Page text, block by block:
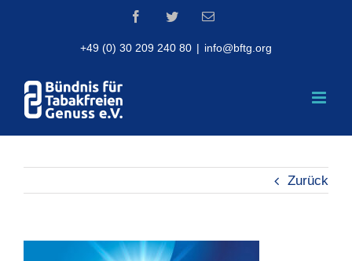
FacebookTwitterEmail
+49 (0) 30 209 240 80 | info@bftg.org
Zurück